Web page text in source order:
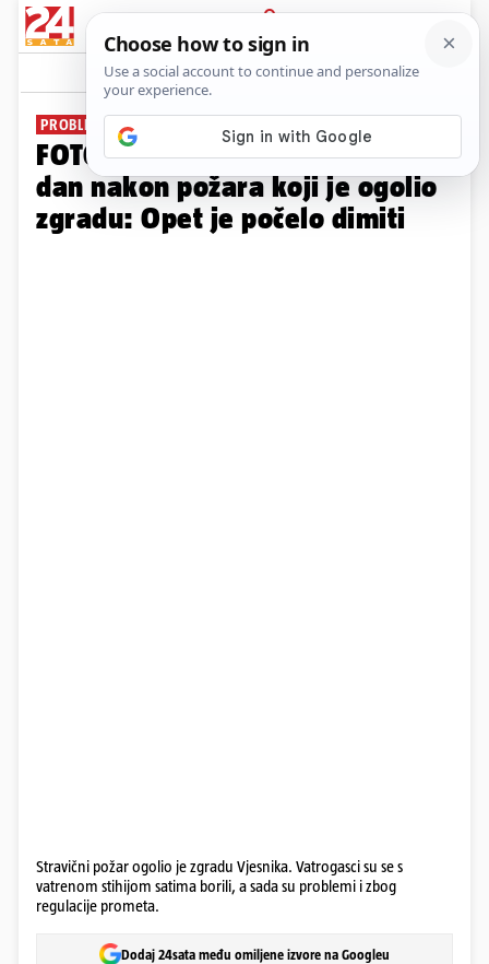
PRIJAVA
Galerija Komentari
PROBLEMI I S PROMETOM
FOTO Evo kako izgleda Vjesnik
dan nakon požara koji je ogolio
zgradu: Opet je počelo dimiti
Stravični požar ogolio je zgradu Vjesnika. Vatrogasci su se s
vatrenom stihijom satima borili, a sada su problemi i zbog
regulacije prometa.
Dodaj 24sata među omiljene izvore na Googleu